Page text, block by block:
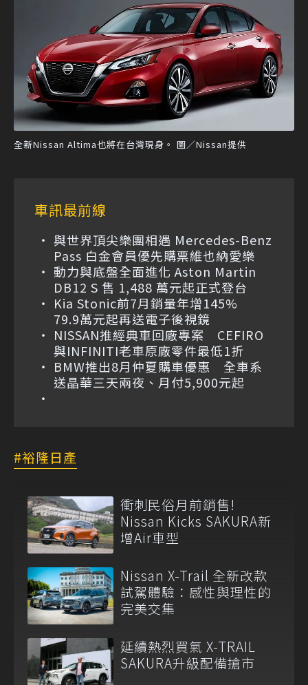
全新Nissan Altima也將在台灣現身。 圖／Nissan提供
車訊最前線
與世界頂尖樂團相遇 Mercedes-Benz
Pass 白金會員優先購票維也納愛樂
動力與底盤全面進化 Aston Martin
DB12 S 售 1,488 萬元起正式登台
Kia Stonic前7月銷量年增145%
79.9萬元起再送電子後視鏡
NISSAN推經典車回廠專案 CEFIRO
與INFINITI老車原廠零件最低1折
BMW推出8月仲夏購車優惠 全車系
送晶華三天兩夜、月付5,900元起
裕隆日產
衝刺民俗月前銷售!
Nissan Kicks SAKURA新
增Air車型
Nissan X-Trail 全新改款
試駕體驗：感性與理性的
完美交集
延續熱烈買氣 X-TRAIL
SAKURA升級配備搶市